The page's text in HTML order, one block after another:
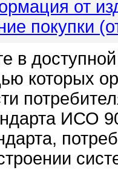
от
покупки
которых
ИСО